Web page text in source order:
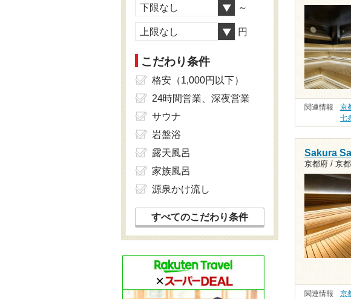
関連情報 京
七
Sakura
京都府 / 京
関連情報 京
下限なし ～
上限なし 円
こだわり条件
格安（1,000円以下）
24時間営業、深夜営業
サウナ
岩盤浴
露天風呂
家族風呂
源泉かけ流し
すべてのこだわり条件